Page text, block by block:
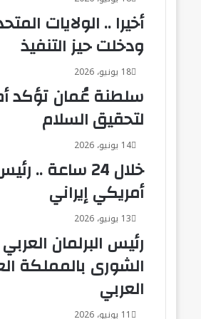
الصنافين
التخصصي
بمنيا
القمح
أخيرا .. الولايات
ودخلت حيز التنفيذ
18 يونيو، 2026
سلطنة عُمان تؤكد
لتحقيق السلام
14 يونيو، 2026
خلال 24
أمريكي إيراني
13 يونيو، 2026
رئيس البرلمان
الشورى بالمملكة
العربي
11 يونيو، 2026